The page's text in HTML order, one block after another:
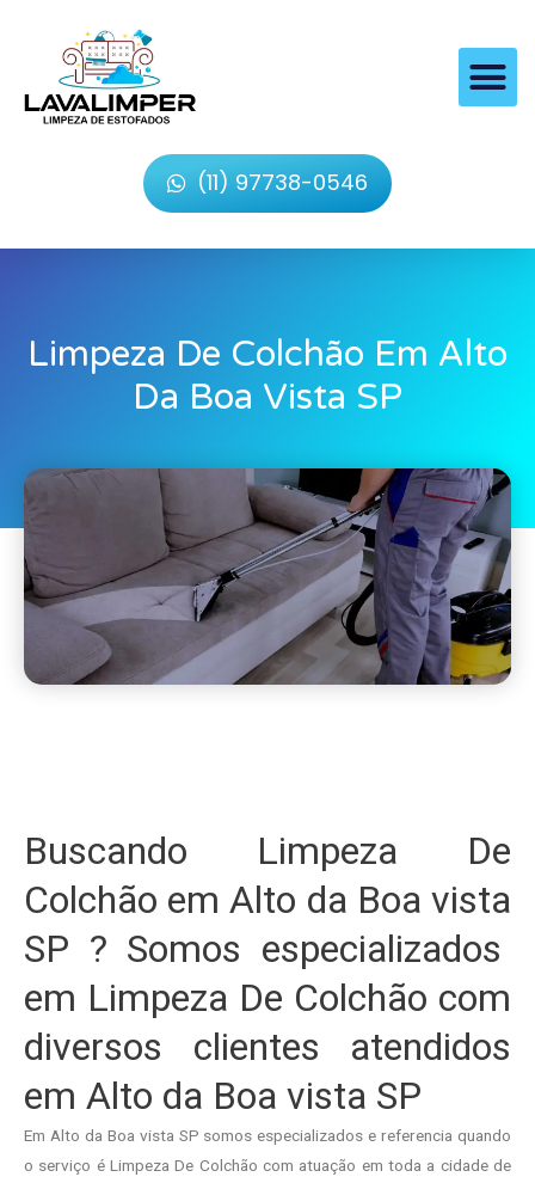
(11) 97738-0546
Limpeza De Colchão Em Alto
Da Boa Vista SP
Buscando Limpeza De
Colchão em Alto da Boa vista
SP ? Somos especializados
em Limpeza De Colchão com
diversos clientes atendidos
em Alto da Boa vista SP
Em Alto da Boa vista SP somos especializados e referencia quando
o serviço é Limpeza De Colchão com atuação em toda a cidade de